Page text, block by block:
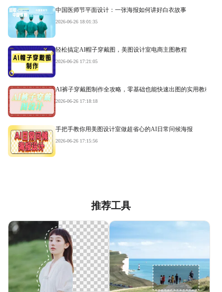
中国医师节平面设计：一张海报如何讲好白衣故事
2026-06-26 18:01:35
轻松搞定AI帽子穿戴图，美图设计室电商主图教程
2026-06-26 17:21:05
AI裤子穿戴图制作全攻略，零基础也能快速出图的实用教程
2026-06-26 17:18:18
手把手教你用美图设计室做超省心的AI日常问候海报
2026-06-26 17:15:56
推荐工具